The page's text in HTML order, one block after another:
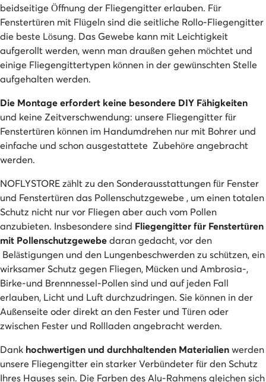
beidseitige Öffnung der Fliegengitter erlauben. Für
Fenstertüren mit Flügeln sind die seitliche Rollo-Fliegengitter
die beste Lösung. Das Gewebe kann mit Leichtigkeit
aufgerollt werden, wenn man draußen gehen möchtet und
einige Fliegengittertypen können in der gewünschten Stelle
aufgehalten werden.
Die Montage erfordert keine besondere DIY Fähigkeiten
und keine Zeitverschwendung: unsere Fliegengitter für
Fenstertüren können im Handumdrehen nur mit Bohrer und
einfache und schon ausgestattete Zubehöre angebracht
werden.
NOFLYSTORE zählt zu den Sonderausstattungen für Fenster
und Fenstertüren das Pollenschutzgewebe , um einen totalen
Schutz nicht nur vor Fliegen aber auch vom Pollen
anzubieten. Insbesondere sind Fliegengitter für Fenstertüren
mit Pollenschutzgewebedaran gedacht, vor den
Belästigungen und den Lungenbeschwerden zu schützen, ein
wirksamer Schutz gegen Fliegen, Mücken und Ambrosia-,
Birke-und Brennnessel-Pollen sind und auf jeden Fall
erlauben, Licht und Luft durchzudringen. Sie können in der
Außenseite oder direkt an den Fester und Türen oder
zwischen Fester und Rollladen angebracht werden.
Dank hochwertigen und durchhaltenden Materialienwerden
unsere Fliegengitter ein starker Verbündeter für den Schutz
Ihres Hauses sein. Die Farben des Alu-Rahmens gleichen sich